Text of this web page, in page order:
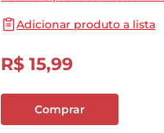
Adicionar produto a lista
R$ 15,99
Comprar